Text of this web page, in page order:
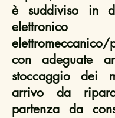
è suddiviso in
elettromeccanico/
con adeguate
stoccaggio dei
arrivo da
partenza da